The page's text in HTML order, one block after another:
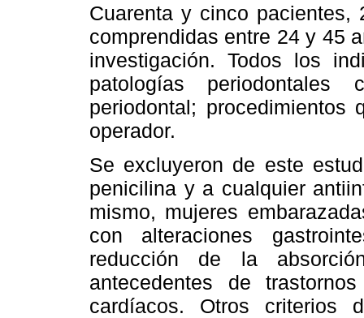
Cuarenta y cinco
comprendidas entre 24 y 45
investigación. Todos los
patologías periodontales
periodontal;
operador.
Se excluyeron de este
penicilina y a cualquier
mismo, mujeres
con alteraciones
reducción de la
antecedentes de
cardíacos. Otros criterios